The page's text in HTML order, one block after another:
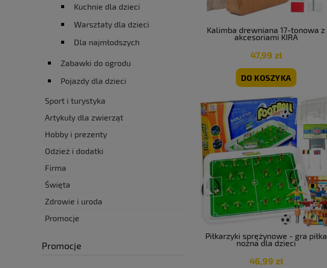
Kuchnie dla dzieci
Warsztaty dla dzieci
Dla najmłodszych
Zabawki do ogrodu
Pojazdy dla dzieci
Sport i turystyka
Artykuły dla zwierząt
Hobby i prezenty
Odzież i dodatki
Firma
Święta
Zdrowie i uroda
Promocje
Promocje
Kalimba drewniana 17-tonowa z
akcesoriami KIRA
47,99 zł
DO KOSZYKA
Piłkarzyki sprężynowe - gra piłka
nożna dla dzieci
46,99 zł